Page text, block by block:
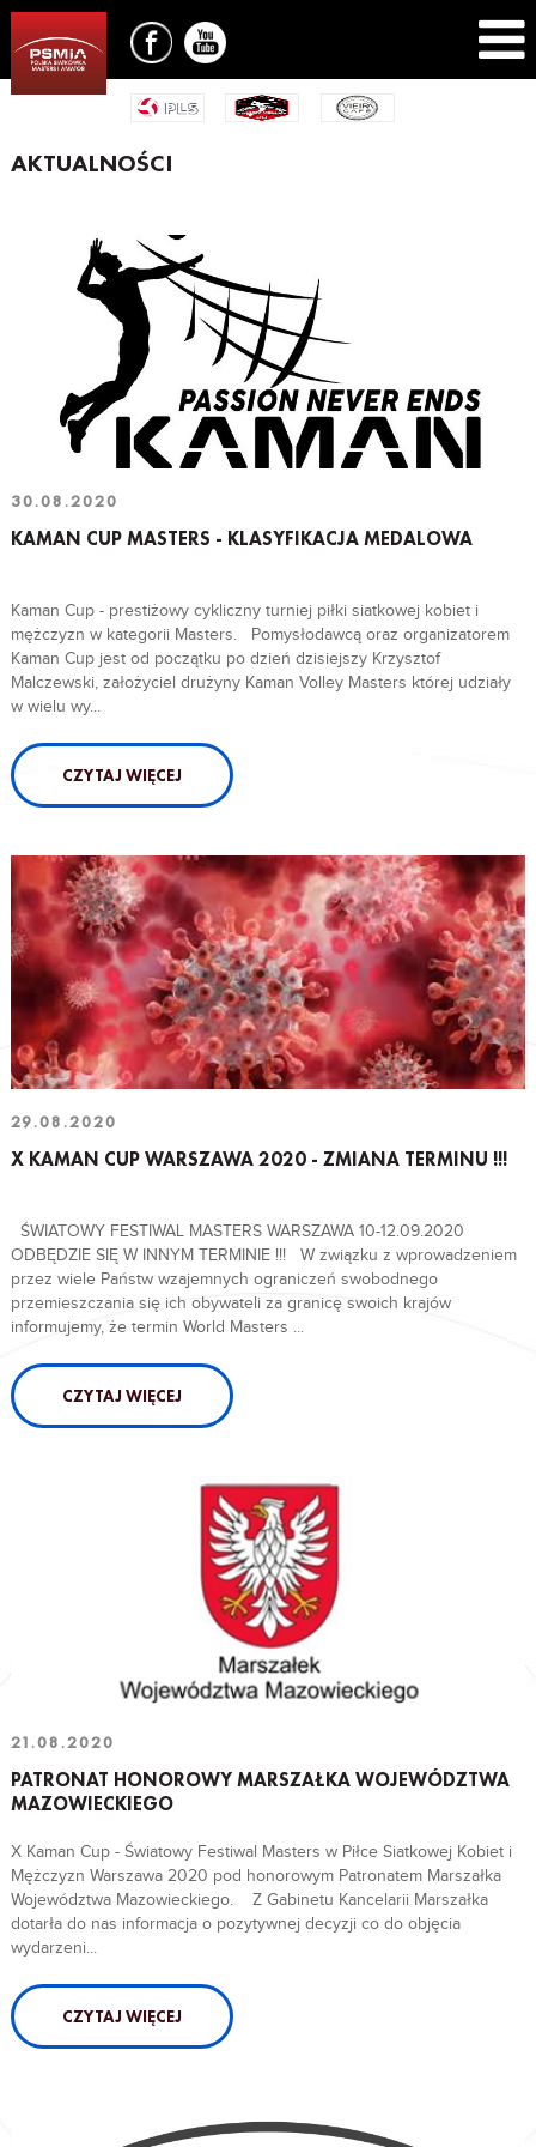
AKTUALNOŚCI
30.08.2020
KAMAN CUP MASTERS - KLASYFIKACJA MEDALOWA
Kaman Cup - prestiżowy cykliczny turniej piłki siatkowej kobiet i
mężczyzn w kategorii Masters. Pomysłodawcą oraz organizatorem
Kaman Cup jest od początku po dzień dzisiejszy Krzysztof
Malczewski, założyciel drużyny Kaman Volley Masters której udziały
w wielu wy...
CZYTAJ WIĘCEJ
29.08.2020
X KAMAN CUP WARSZAWA 2020 - ZMIANA TERMINU !!!
ŚWIATOWY FESTIWAL MASTERS WARSZAWA 10-12.09.2020
ODBĘDZIE SIĘ W INNYM TERMINIE !!! W związku z wprowadzeniem
przez wiele Państw wzajemnych ograniczeń swobodnego
przemieszczania się ich obywateli za granicę swoich krajów
informujemy, że termin World Masters ...
CZYTAJ WIĘCEJ
21.08.2020
PATRONAT HONOROWY MARSZAŁKA WOJEWÓDZTWA
MAZOWIECKIEGO
X Kaman Cup - Światowy Festiwal Masters w Piłce Siatkowej Kobiet i
Mężczyzn Warszawa 2020 pod honorowym Patronatem Marszałka
Województwa Mazowieckiego. Z Gabinetu Kancelarii Marszałka
dotarła do nas informacja o pozytywnej decyzji co do objęcia
wydarzeni...
CZYTAJ WIĘCEJ